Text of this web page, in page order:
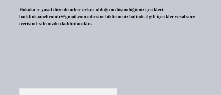
Hukuka ve yasal düzenlemelere aykırı olduğunu düşündüğünüz içerikleri,
backlinkpanelicomtr@gmail.comadresine bildirmeniz halinde, ilgili içerikler yasal süre
içerisinde sitemizden kaldırılacaktır.